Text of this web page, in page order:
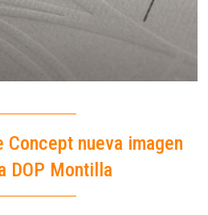
Concept nueva imagen
DOP Montilla